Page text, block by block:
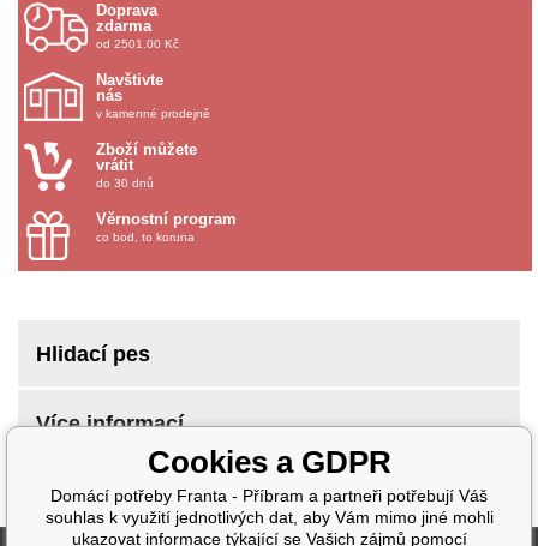
Doprava
zdarma
od 2501.00 Kč
Navštivte
nás
v kamenné prodejně
Zboží můžete
vrátit
do 30 dnů
Věrnostní program
co bod, to koruna
Hlidací pes
Více informací
Cookies a GDPR
Domácí potřeby Franta - Příbram a partneři potřebují Váš
souhlas k využití jednotlivých dat, aby Vám mimo jiné mohli
ukazovat informace týkající se Vašich zájmů pomocí